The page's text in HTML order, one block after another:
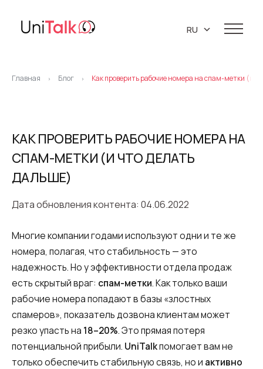
Виртуальная АТС
Виртуальные номера
Виджет обратный звонок (Callback)
Запись телефонных разговоров
Речевая аналитика
UniTalk Contact Center
SIP-телефония
Автоматизация
Ресурсы
База знаний
API
О нас
Партнеры
Про компанию
Карьера
Контакты
RU
Главная > Блог > Как проверить рабочие номера на спам-метки (и
КАК ПРОВЕРИТЬ РАБОЧИЕ НОМЕРА НА
СПАМ-МЕТКИ (И ЧТО ДЕЛАТЬ
ДАЛЬШЕ)
Дата обновления контента: 04.06.2022
Многие компании годами используют одни и те же
номера, полагая, что стабильность — это
надежность. Но у эффективности отдела продаж
есть скрытый враг: спам-метки. Как только ваши
рабочие номера попадают в базы «злостных
спамеров», показатель дозвона клиентам может
резко упасть на 18–20%. Это прямая потеря
потенциальной прибыли. UniTalkпомогает вам не
только обеспечить стабильную связь, но и активно